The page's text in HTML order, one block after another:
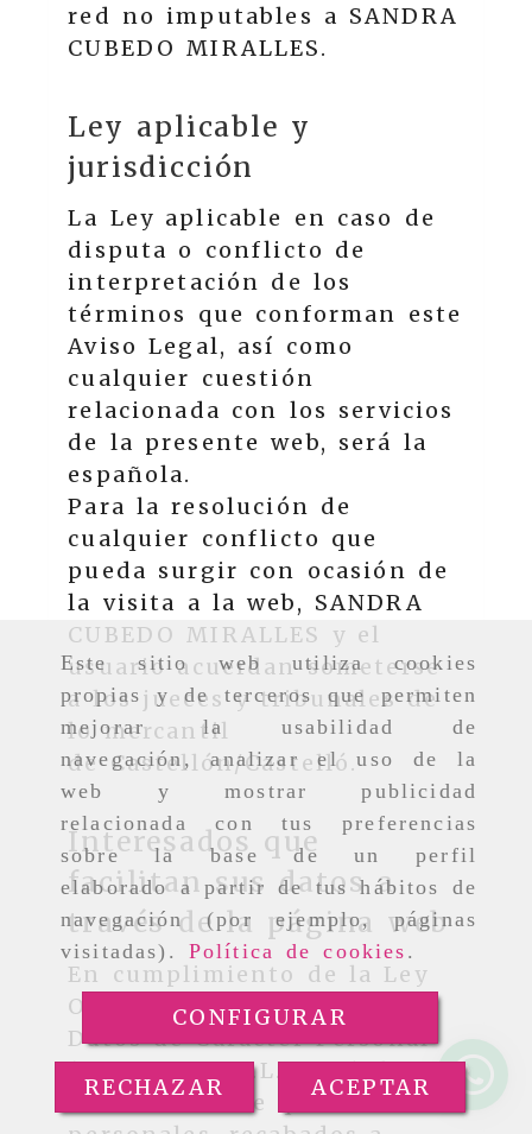
Este sitio web utiliza cookies
propias y de terceros que permiten
mejorar la usabilidad de
navegación, analizar el uso de la
web y mostrar publicidad
relacionada con tus preferencias
sobre la base de un perfil
elaborado a partir de tus hábitos de
navegación (por ejemplo, páginas
visitadas). Política de cookies .
CONFIGURAR
RECHAZAR ACEPTAR
red no imputables a SANDRA
CUBEDO MIRALLES.
Ley aplicable y
jurisdicción
La Ley aplicable en caso de
disputa o conflicto de
interpretación de los
términos que conforman este
Aviso Legal, así como
cualquier cuestión
relacionada con los servicios
de la presente web, será la
española.
Para la resolución de
cualquier conflicto que
pueda surgir con ocasión de
la visita a la web, SANDRA
CUBEDO MIRALLES
y el
usuario acuerdan someterse
a los jueces y tribunales de
lo mercantil
deCastellón/Castelló.
Interesados que
facilitan sus datos a
través de la página web
En cumplimiento de la Ley
Orgánica de Protección de
Datos de Carácter Personal
(L.O.P.D. y R.D.L.O.P.D.), le
informamos de que sus datos